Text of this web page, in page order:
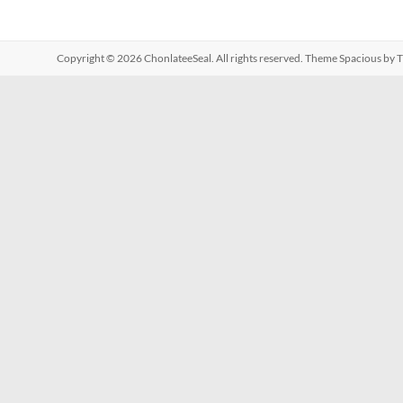
Copyright © 2026ChonlateeSeal. All rights reserved. ThemeSpacious by